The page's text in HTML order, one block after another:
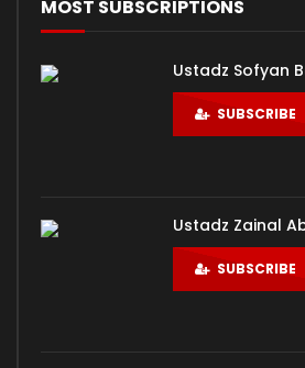
MOST SUBSCRIPTIONS
Ustadz Sofyan
SUBSCRIBE
Ustadz Zainal
SUBSCRIBE